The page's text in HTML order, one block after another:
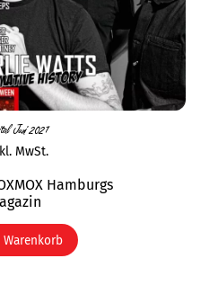
Juni 2021
MwSt.
Hamburgs
Warenkorb